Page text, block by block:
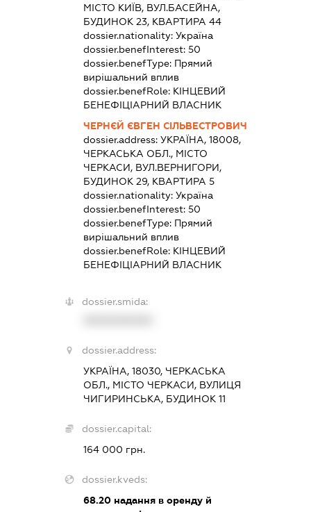
МІСТО КИЇВ, ВУЛ.БАСЕЙНА,
БУДИНОК 23, КВАРТИРА 44
dossier.nationality: Україна
dossier.benefInterest: 50
dossier.benefType: Прямий
вирішальний вплив
dossier.benefRole: КІНЦЕВИЙ
БЕНЕФІЦІАРНИЙ ВЛАСНИК
ЧЕРНЄЙ ЄВГЕН СІЛЬВЕСТРОВИЧ
dossier.address: УКРАЇНА, 18008,
ЧЕРКАСЬКА ОБЛ., МІСТО
ЧЕРКАСИ, ВУЛ.ВЕРНИГОРИ,
БУДИНОК 29, КВАРТИРА 5
dossier.nationality: Україна
dossier.benefInterest: 50
dossier.benefType: Прямий
вирішальний вплив
dossier.benefRole: КІНЦЕВИЙ
БЕНЕФІЦІАРНИЙ ВЛАСНИК
dossier.smida:
dossier.address:
УКРАЇНА, 18030, ЧЕРКАСЬКА
ОБЛ., МІСТО ЧЕРКАСИ, ВУЛИЦЯ
ЧИГИРИНСЬКА, БУДИНОК 11
dossier.capital:
164 000 грн.
dossier.kveds:
68.20надання в оренду й